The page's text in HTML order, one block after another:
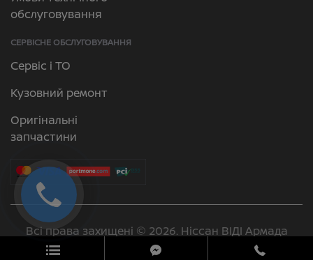
обслуговування
СЕРВІСНЕ ОБСЛУГОВУВАННЯ
Сервіс і ТО
Кузовний ремонт
Оригінальні
запчастини
Всі права захищені © 2026. Ніссан ВІДІ Армада